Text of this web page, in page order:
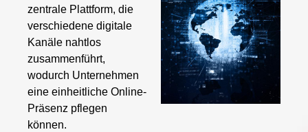
zentrale Plattform, die
verschiedene digitale
Kanäle nahtlos
zusammenführt,
wodurch Unternehmen
eine einheitliche Online-
Präsenz pflegen
können.